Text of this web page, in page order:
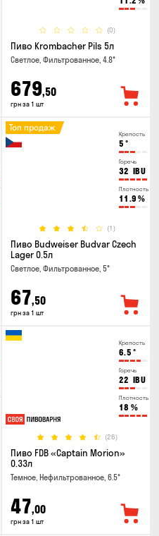
(0)
Пиво Krombacher Pils 5л
Светлое, Фильтрованное, 4.8°
679,50
грн за 1 шт
Крепость
5 °
Горечь
32 IBU
Плотность
11.9 %
(1)
Топ продаж
Пиво Budweiser Budvar Czech
Lager 0.5л
Светлое, Фильтрованное, 5°
67,50
грн за 1 шт
Крепость
6.5 °
Горечь
22 IBU
Плотность
18 %
(26)
Пиво FDB «Captain Morion»
0.33л
Темное, Нефильтрованное, 6.5°
47,00
грн за 1 шт